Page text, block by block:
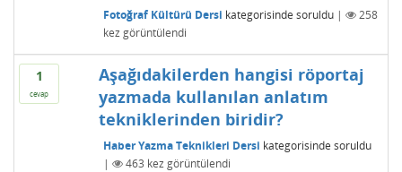
Fotoğraf Kültürü Dersi kategorisinde soruldu |
258
kez görüntülendi
1
cevap
Aşağıdakilerden hangisi röportaj
yazmada kullanılan anlatım
tekniklerinden biridir?
Haber Yazma Teknikleri Dersi kategorisinde soruldu
|
463 kez görüntülendi